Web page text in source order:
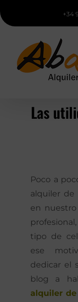
al
+34
Las
Poco a
alquiler de
en
tipo de
ese
dedicar el
blog a
alquiler